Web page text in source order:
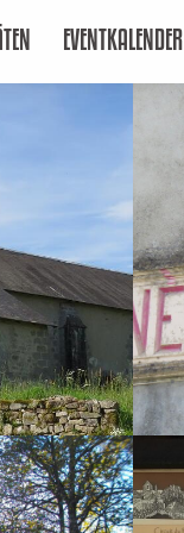
EVENTKALENDER